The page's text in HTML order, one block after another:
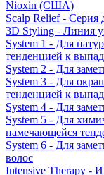
Nioxin (США)
Scalp Relief - Серия
3D Styling - Линия
System 1 - Для
тенденцией к
System 2 - Для
System 3 - Для
тенденцией к
System 4 - Для
System 5 - Для
намечающейся
System 6 - Для
волос
Intensive Therapy -